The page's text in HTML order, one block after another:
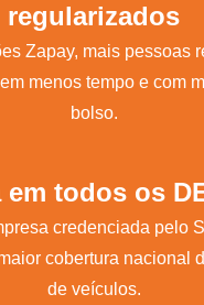
regularizados
Zapay, mais pessoas
menos tempo e com
bolso.
em todos os
credenciada pelo
cobertura nacional
de veículos.